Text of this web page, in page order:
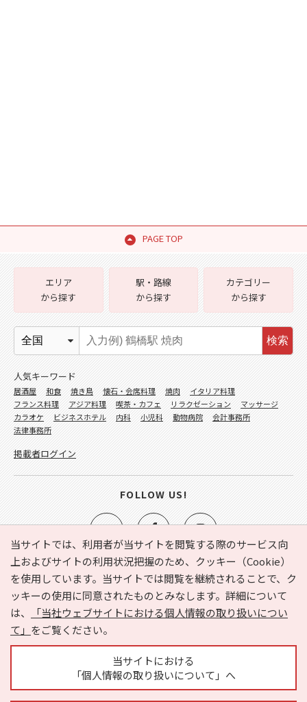
PAGE TOP
当サイトでは、利用者が当サイトを閲覧する際のサービス向
上およびサイトの利用状況把握のため、クッキー（Cookie）
を使用しています。当サイトでは閲覧を継続されることで、ク
ッキーの使用に同意されたものとみなします。詳細について
は、
「当社ウェブサイトにおける個人情報の取り扱いについ
て」 をご覧ください。
当サイトにおける
「個人情報の取り扱いについて」へ
e-NAVITA（イーナビタ）とは？ お気に入り
ヘルプ
利用規約
個人情報の取り扱いについて
運営会社
サイトマップ
広告掲載に関するお問い合わせ
エリア
から探す
駅・路線
から探す
カテゴリー
から探す
検索
人気キーワード
居酒屋 和食 焼き鳥 懐石・会席料理 焼肉
イタリア料理
フランス料理
アジア料理 喫茶・カフェ リラクゼーション
マッサージ
カラオケ
ビジネスホテル 内科 小児科 動物病院
会計事務所
法律事務所
掲載者ログイン
FOLLOW US!